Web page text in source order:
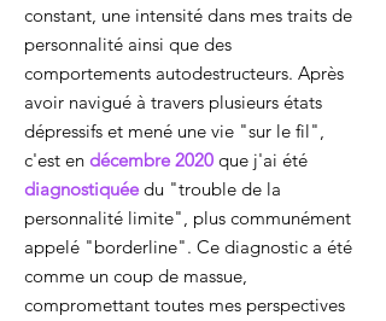
constant, une intensité dans mes traits de
personnalité ainsi que des
comportements autodestructeurs. Après
avoir navigué à travers plusieurs états
dépressifs et mené une vie "sur le fil",
c'est en décembre 2020 que j'ai été
diagnostiquée du "trouble de la
personnalité limite", plus communément
appelé "borderline". Ce diagnostic a été
comme un coup de massue,
compromettant toutes mes perspectives